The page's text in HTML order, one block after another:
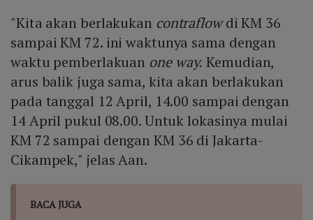
"Kita akan berlakukan contraflowdi KM 36
sampai KM 72. ini waktunya sama dengan
waktu pemberlakuan one way. Kemudian,
arus balik juga sama, kita akan berlakukan
pada tanggal 12 April, 14.00 sampai dengan
14 April pukul 08.00. Untuk lokasinya mulai
KM 72 sampai dengan KM 36 di Jakarta-
Cikampek," jelas Aan.
BACA JUGA